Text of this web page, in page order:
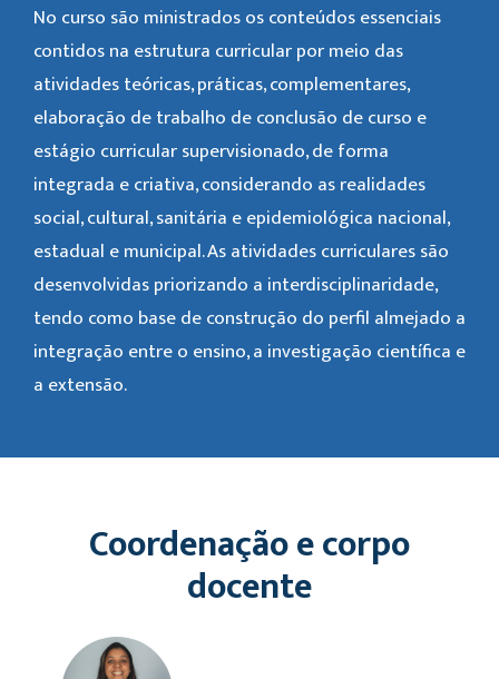
No curso são ministrados os conteúdos essenciais
contidos na estrutura curricular por meio das
atividades teóricas, práticas, complementares,
elaboração de trabalho de conclusão de curso e
estágio curricular supervisionado, de forma
integrada e criativa, considerando as realidades
social, cultural, sanitária e epidemiológica nacional,
estadual e municipal. As atividades curriculares são
desenvolvidas priorizando a interdisciplinaridade,
tendo como base de construção do perfil almejado a
integração entre o ensino, a investigação científica e
a extensão.
Coordenação e corpo
docente